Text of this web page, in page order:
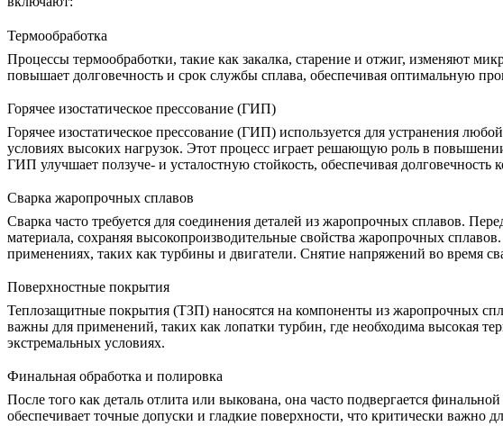
Термообработка
Процессы термообработки, такие как закалка, старение и отжиг, изменяют
повышает долговечность и срок службы сплава, обеспечивая оптимальную
Горячее изостатическое прессование (ГИП)
Горячее изостатическое прессование (ГИП) используется для устранения
условиях высоких нагрузок. Этот процесс играет решающую роль в
ГИП улучшает ползуче- и усталостную стойкость, обеспечивая долговечность
Сварка жаропрочных сплавов
Сварка часто требуется для соединения деталей из жаропрочных сплавов.
материала, сохраняя высокопроизводительные свойства жаропрочных
применениях, таких как турбины и двигатели. Снятие напряжений во время
Поверхностные покрытия
Теплозащитные покрытия (ТЗП) наносятся на компоненты из жаропрочных
важны для применений, таких как лопатки турбин, где необходима высокая
экстремальных условиях.
Финальная обработка и полировка
После того как деталь отлита или выкована, она часто подвергается
обеспечивает точные допуски и гладкие поверхности, что критически